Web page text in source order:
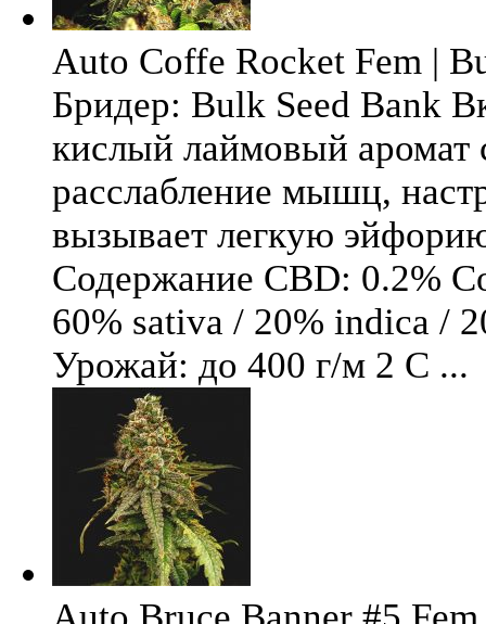
Auto Coffe Rocket Fem |
Бридер: Bulk Seed Bank
кислый лаймовый аромат
расслабление мышц,
вызывает легкую
Содержание CBD: 0.2%
60% sativa / 20% indica /
Урожай: до 400 г/м 2 С ...